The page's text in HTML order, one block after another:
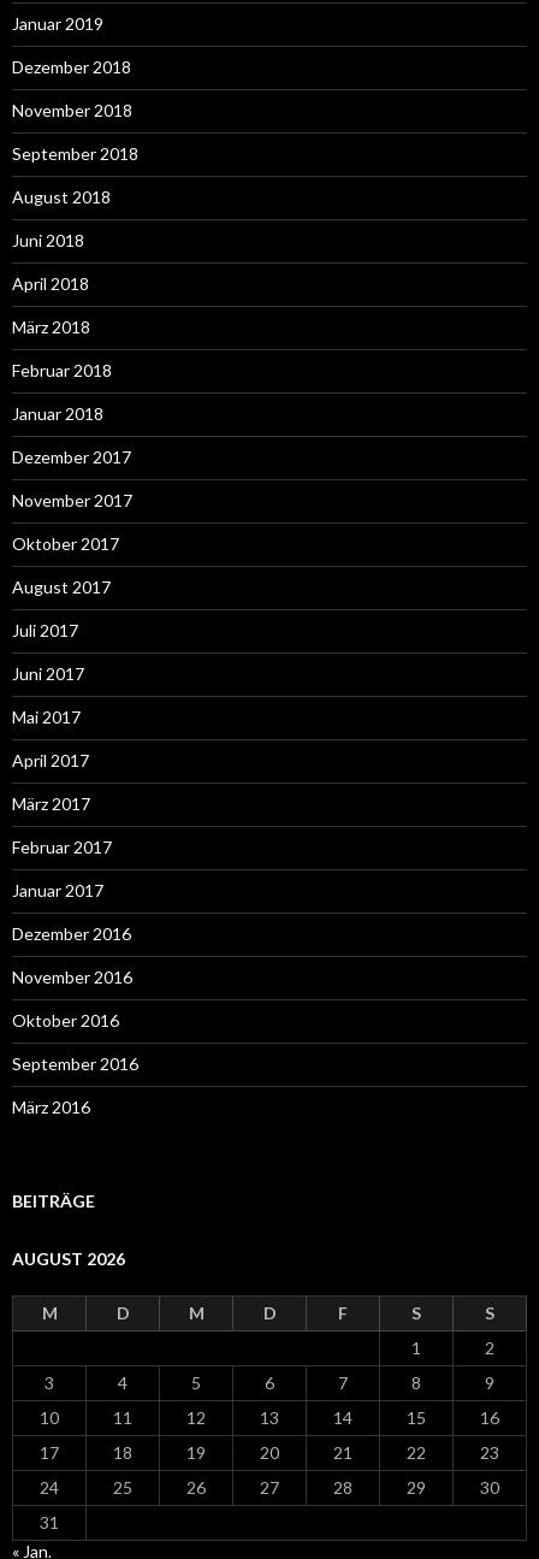
Januar 2019
Dezember 2018
November 2018
September 2018
August 2018
Juni 2018
April 2018
März 2018
Februar 2018
Januar 2018
Dezember 2017
November 2017
Oktober 2017
August 2017
Juli 2017
Juni 2017
Mai 2017
April 2017
März 2017
Februar 2017
Januar 2017
Dezember 2016
November 2016
Oktober 2016
September 2016
März 2016
BEITRÄGE
AUGUST 2026
M D M D F S
S
1
2
3
4 5 6 7 8
9
10
11 12 13 14 15
16
17
18 19 20 21 22
23
24
25 26 27 28 29
30
31
« Jan.